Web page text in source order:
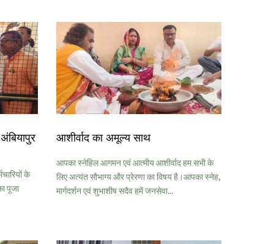
के
पूजा
आशीर्वाद का अमूल्य साथ
आपका स्नेहिल आगमन एवं आत्मीय आशीर्वाद हम सभी के
लिए अत्यंत सौभाग्य और प्रेरणा का विषय है।आपका स्नेह,
मार्गदर्शन एवं शुभाशीष सदैव हमें जनसेवा...